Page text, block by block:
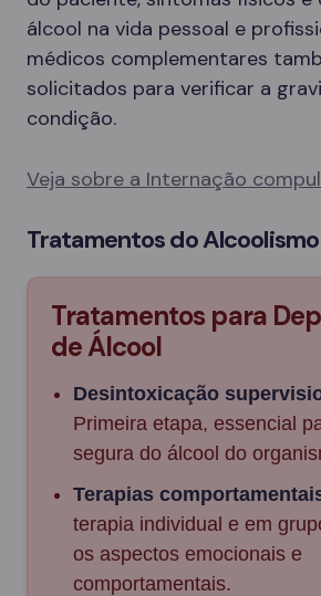
álcool na vida pessoal e
médicos complementares
solicitados para verificar a
condição.
Veja sobre a Internação
Tratamentos do Alcoolismo
Tratamentos para
de Álcool
Desintoxicação
Primeira etapa, essencial
segura do álcool do
Terapias
terapia individual e em
os aspectos emocionais e
comportamentais.